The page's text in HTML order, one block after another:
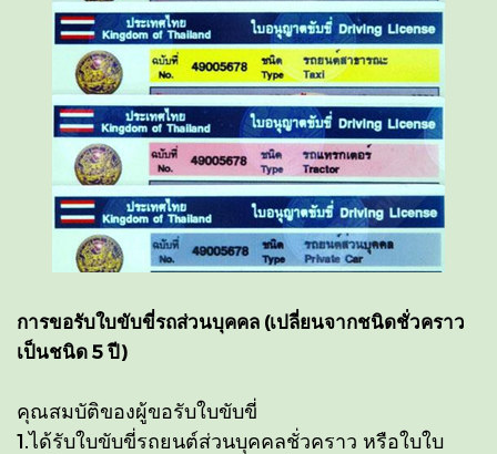
การขอรับใบขับขี่รถส่วนบุคคล (เปลี่ยนจากชนิดชั่วคราว
เป็นชนิด 5 ปี)
คุณสมบัติของผู้ขอรับใบขับขี่
1.ได้รับใบขับขี่รถยนต์ส่วนบุคคลชั่วคราว หรือใบใบ